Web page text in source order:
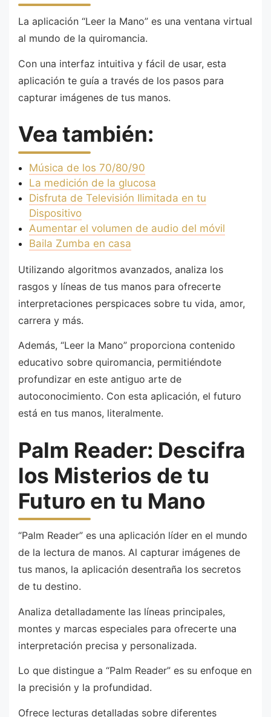
La aplicación “Leer la Mano” es una ventana virtual
al mundo de la quiromancia.
Con una interfaz intuitiva y fácil de usar, esta
aplicación te guía a través de los pasos para
capturar imágenes de tus manos.
Vea también:
Música de los 70/80/90
La medición de la glucosa
Disfruta de Televisión Ilimitada en tu
Dispositivo
Aumentar el volumen de audio del móvil
Baila Zumba en casa
Utilizando algoritmos avanzados, analiza los
rasgos y líneas de tus manos para ofrecerte
interpretaciones perspicaces sobre tu vida, amor,
carrera y más.
Además, “Leer la Mano” proporciona contenido
educativo sobre quiromancia, permitiéndote
profundizar en este antiguo arte de
autoconocimiento. Con esta aplicación, el futuro
está en tus manos, literalmente.
Palm Reader: Descifra
los Misterios de tu
Futuro en tu Mano
“Palm Reader” es una aplicación líder en el mundo
de la lectura de manos. Al capturar imágenes de
tus manos, la aplicación desentraña los secretos
de tu destino.
Analiza detalladamente las líneas principales,
montes y marcas especiales para ofrecerte una
interpretación precisa y personalizada.
Lo que distingue a “Palm Reader” es su enfoque en
la precisión y la profundidad.
Ofrece lecturas detalladas sobre diferentes